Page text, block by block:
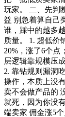
玩家。 二、先判
益 别急着算自己
谁，踩中的越多
质量。 1. 超低价
20%，涨了6个点
层逻辑靠规模压
2. 靠钻规则漏洞
操作，本质上没
卖不会做产品的
就死，因为你没
端卖家 佣金涨5